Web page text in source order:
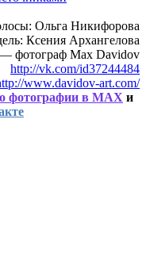
Ольга Никифорова
Ксения Архангелова
фотограф Max Davidov
http://vk.com/id37244484
www.davidov-art.com/
фотографии в MAX и